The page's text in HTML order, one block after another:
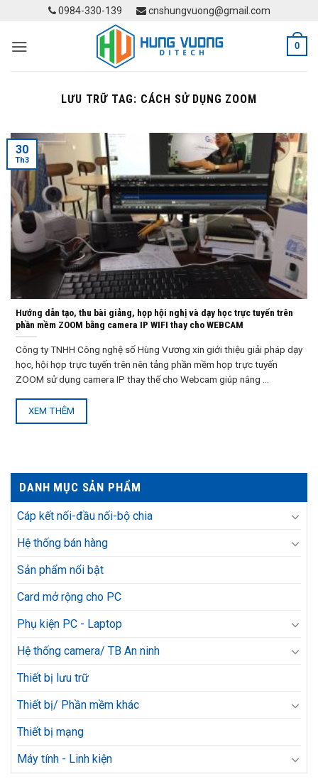
content
0984-330-139 cnshungvuong@gmail.com
0
LƯU TRỮ TAG: CÁCH SỬ DỤNG ZOOM
Hướng dẫn tạo, thu bài giảng, họp hội nghị và dạy học trực tuyến trên
phần mềm ZOOM bằng camera IP WIFI thay cho WEBCAM
Công ty TNHH Công nghệ số Hùng Vương xin giới thiệu giải pháp dạy
học, hội họp trực tuyến trên nên tảng phần mềm họp trực tuyến
ZOOM sử dụng camera IP thay thế cho Webcam giúp nâng ...
XEM THÊM
30
Th3
DANH MỤC SẢN PHẨM
Cáp kết nối-đầu nối-bộ chia
Hệ thống bán hàng
Sản phẩm nổi bật
Card mở rộng cho PC
Phụ kiện PC - Laptop
Hệ thống camera/ TB An ninh
Thiết bị lưu trữ
Thiết bị/ Phần mềm khác
Thiết bị mạng
Máy tính - Linh kiện